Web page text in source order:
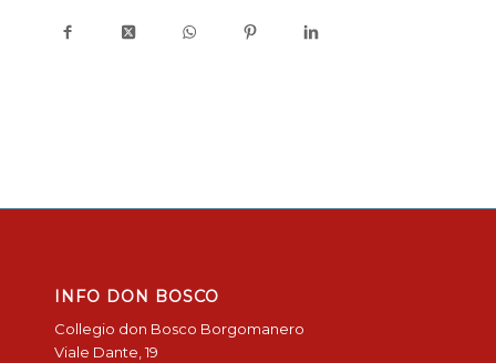
INFO DON BOSCO
Collegio don Bosco Borgomanero
Viale Dante, 19